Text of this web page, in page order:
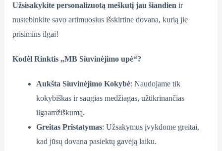
Užsisakykite personalizuotą meškutį jau šiandien ir
nustebinkite savo artimuosius išskirtine dovana, kurią jie
prisimins ilgai!
Kodėl Rinktis „MB Siuvinėjimo upė“?
Aukšta Siuvinėjimo Kokybė: Naudojame tik
kokybiškas ir saugias medžiagas, užtikrinančias
ilgaamžiškumą.
Greitas Pristatymas: Užsakymus įvykdome greitai,
kad jūsų dovana pasiektų gavėją laiku.